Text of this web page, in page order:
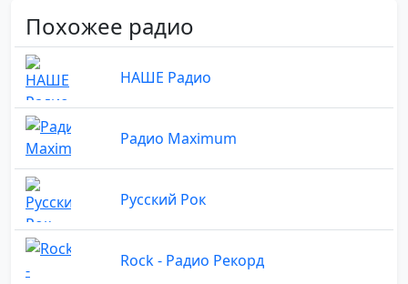
Похожее радио
НАШЕ Радио
Радио Maximum
Русский Рок
Rock - Радио Рекорд